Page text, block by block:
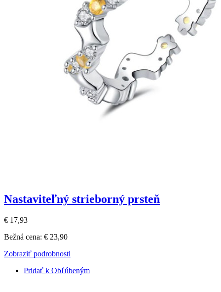
Nastaviteľný strieborný prsteň
€ 17,93
Bežná cena: € 23,90
Zobraziť podrobnosti
Pridať k Obľúbeným